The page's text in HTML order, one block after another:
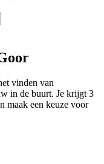
vinden van
in de buurt. Je krijgt 3
maak een keuze voor